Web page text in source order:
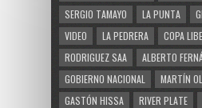
SERGIO TAMAYO
LA PUNTA
VIDEO
LA PEDRERA
COPA
RODRIGUEZ SAA
ALBERTO
GOBIERNO NACIONAL
MARTÍN
GASTÓN HISSA
RIVER PLATE